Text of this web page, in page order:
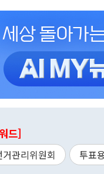
드]
거관리위원회 투표